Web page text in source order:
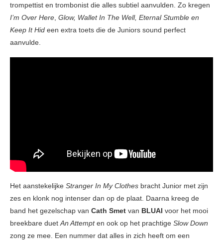
trompettist en trombonist die alles subtiel aanvulden. Zo kregen
I’m Over Here Glow, Wallet In The Well, Eternal Stumble en
Keep It Hid een extra toets die de Juniors sound perfect
aanvulde.
Het aanstekelijke Stranger In My Clothes bracht Junior met zijn
zes en klonk nog intenser dan op de plaat. Daarna kreeg de
band het gezelschap van Cath Smet van BLUAI voor het mooi
breekbare duetAn Attempten ook op het prachtige Slow Down
zong ze mee. Een nummer dat alles in zich heeft om een